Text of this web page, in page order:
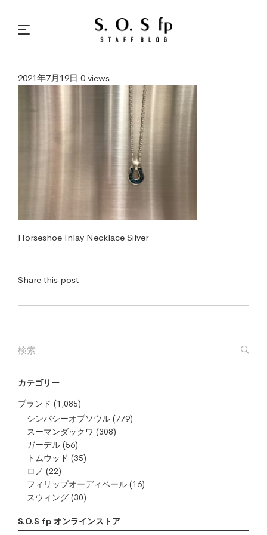
カテゴリー
ブランド (1,085)
シンパシーオブソウル (779)
スーマンダックワ (308)
ガーデル (56)
トムウッド (35)
ロノ (22)
フィリップオーディベール (16)
スウィング (30)
S.O.S fp オンラインストア
2021年7月19日 0 views
Horseshoe Inlay Necklace Silver
Share this post